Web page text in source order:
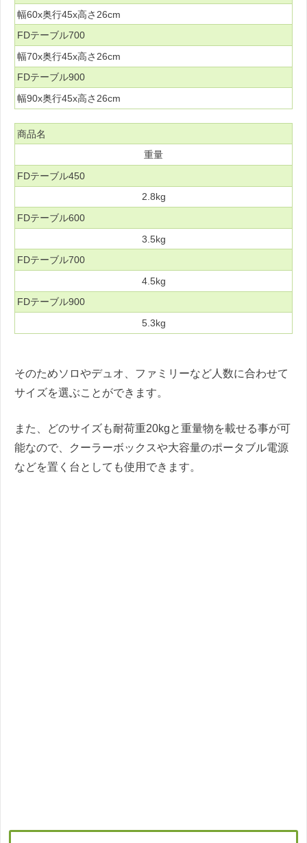
幅60x奥行45x高さ26cm
FDテーブル700
幅70x奥行45x高さ26cm
FDテーブル900
幅90x奥行45x高さ26cm
商品名
重量
FDテーブル450
2.8kg
FDテーブル600
3.5kg
FDテーブル700
4.5kg
FDテーブル900
5.3kg
そのためソロやデュオ、ファミリーなど人数に合わせて
サイズを選ぶことができます。
また、どのサイズも耐荷重20kgと重量物を載せる事が可
能なので、クーラーボックスや大容量のポータブル電源
などを置く台としても使用できます。